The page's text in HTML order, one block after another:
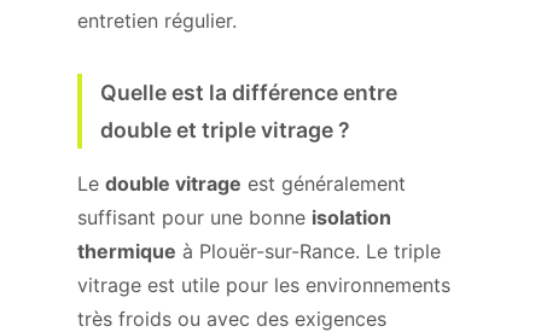
entretien régulier.
Quelle est la différence entre
double et triple vitrage ?
Le double vitrage est généralement
suffisant pour une bonne isolation
thermique à Plouër-sur-Rance. Le triple
vitrage est utile pour les environnements
très froids ou avec des exigences